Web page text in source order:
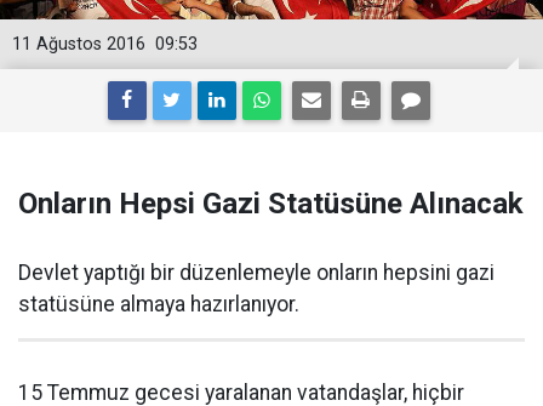
09:53
11 Ağustos 2016
Onların Hepsi Gazi Statüsüne Alınacak
Devlet yaptığı bir düzenlemeyle onların hepsini gazi
statüsüne almaya hazırlanıyor.
15 Temmuz gecesi yaralanan vatandaşlar, hiçbir